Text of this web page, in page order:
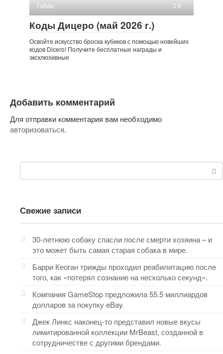
Гайды
0
Коды Дицеро (май 2026 г.)
Освойте искусство броска кубиков с помощью новейших
кодов Dicero! Получите бесплатные награды и
эксклюзивные
Добавить комментарий
Для отправки комментария вам необходимо
авторизоваться.
Поиск:
Свежие записи
30-летнюю собаку спасли после смерти хозяина – и
это может быть самая старая собака в мире.
Барри Кеоган трижды проходил реабилитацию после
того, как «потерял сознание на несколько секунд».
Компания GameStop предложила 55.5 миллиардов
долларов за покупку eBay.
Джек Линкс наконец-то представил новые вкусы
лимитированной коллекции MrBeast, созданной в
сотрудничестве с другими брендами.